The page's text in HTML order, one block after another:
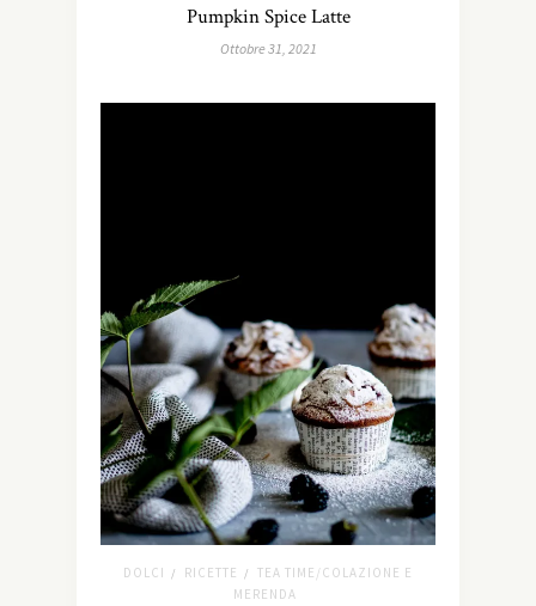
Pumpkin Spice Latte
Ottobre 31, 2021
DOLCI / RICETTE /
TEA TIME/COLAZIONE E
MERENDA